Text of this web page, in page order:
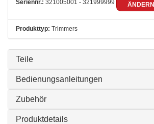
Seriennr.: 321005001 - 321999999 ÄNDERN
Produkttyp: Trimmers
Teile
Bedienungsanleitungen
Zubehör
Produktdetails